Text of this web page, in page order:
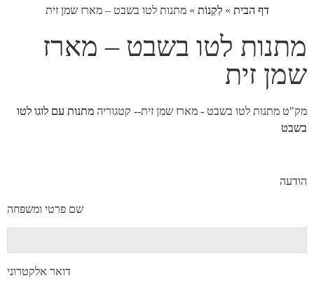
דף הבית»לִקְנוֹת»מתנות לטו בשבט – מארז שמן זית
מתנות לטו בשבט – מארז
שמן זית
מק"טמתנות לטו בשבט - מארז שמן זית--קטגוריה מתנות עם לוגו לטו
בשבט
הודעה
שם פרטי ומשפחה
דואר אלקטרוני